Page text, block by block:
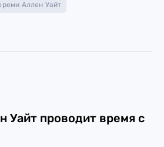
Аллен Уайт
Уайт проводит время с